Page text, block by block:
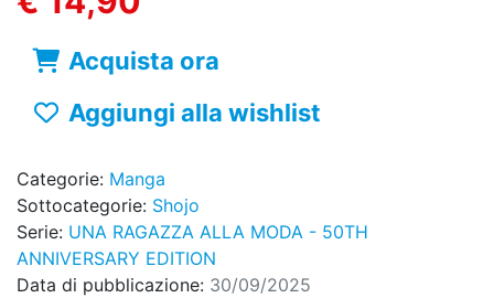
Acquista ora
Aggiungi alla wishlist
Categorie: Manga
Sottocategorie: Shojo
Serie: UNA RAGAZZA ALLA MODA - 50TH
ANNIVERSARY EDITION
Data di pubblicazione: 30/09/2025